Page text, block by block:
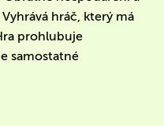
hráč, který má
prohlubuje
samostatné